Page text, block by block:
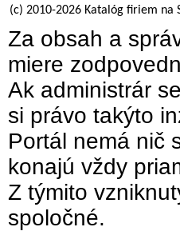
(c) 2010-2026 Katalóg firiem na
Za obsah a
miere
Ak administrár
si právo takýto
Portál nemá nič
konajú vždy
Z týmito
spoločné.